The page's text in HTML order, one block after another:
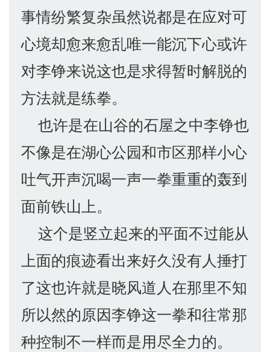
事情纷繁复杂虽然说都是在应对可
心境却愈来愈乱唯一能沉下心或许
对李铮来说这也是求得暂时解脱的
方法就是练拳。
也许是在山谷的石屋之中李铮也
不像是在湖心公园和市区那样小心
吐气开声沉喝一声一拳重重的轰到
面前铁山上。
这个是竖立起来的平面不过能从
上面的痕迹看出来好久没有人捶打
了这也许就是晓风道人在那里不知
所以然的原因李铮这一拳和往常那
种控制不一样而是用尽全力的。